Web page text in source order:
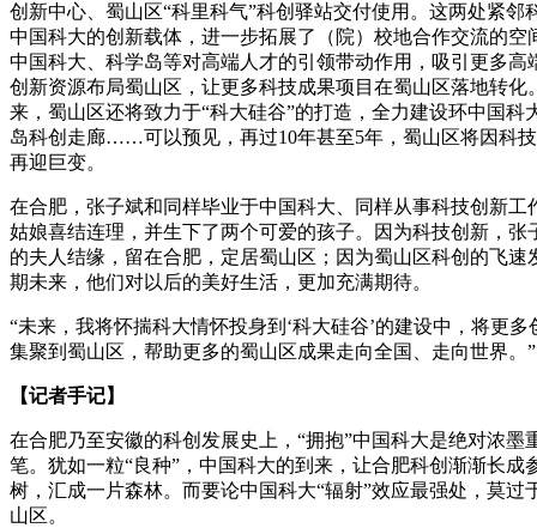
创新中心、蜀山区“科里科气”科创驿站交付使用。这两处紧邻
中国科大的创新载体，进一步拓展了（院）校地合作交流的空
中国科大、科学岛等对高端人才的引领带动作用，吸引更多高
创新资源布局蜀山区，让更多科技成果项目在蜀山区落地转化
来，蜀山区还将致力于“科大硅谷”的打造，全力建设环中国科
岛科创走廊……可以预见，再过10年甚至5年，蜀山区将因科
再迎巨变。
在合肥，张子斌和同样毕业于中国科大、同样从事科技创新工
姑娘喜结连理，并生下了两个可爱的孩子。因为科技创新，张
的夫人结缘，留在合肥，定居蜀山区；因为蜀山区科创的飞速
期未来，他们对以后的美好生活，更加充满期待。
“未来，我将怀揣科大情怀投身到‘科大硅谷’的建设中，将更多
集聚到蜀山区，帮助更多的蜀山区成果走向全国、走向世界。”
【记者手记】
在合肥乃至安徽的科创发展史上，“拥抱”中国科大是绝对浓墨
笔。犹如一粒“良种”，中国科大的到来，让合肥科创渐渐长成
树，汇成一片森林。而要论中国科大“辐射”效应最强处，莫过
山区。